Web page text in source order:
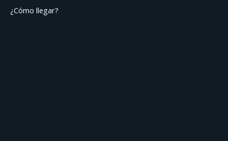
e
b
t
a
¿Cómo llegar?